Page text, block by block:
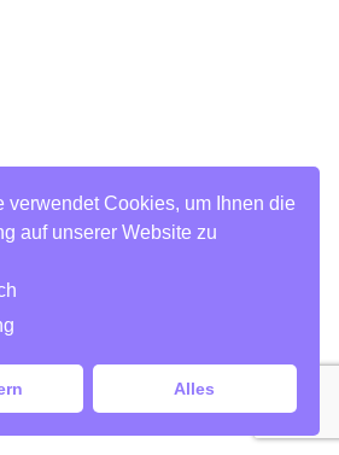
verwendet Cookies, um Ihnen die
auf unserer Website zu
Alles